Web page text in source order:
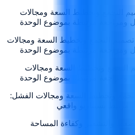
التجمع وتخطيط السعة ومجالات
ومراجعة مرتبطة بموضوع الوحدة
التجمع وتخطيط السعة ومجالات
ومراجعة مرتبطة بموضوع الوحدة
وتخطيط السعة ومجالات
ومراجعة مرتبطة بموضوع الوحدة
وتخطيط السعة ومجالات الفشل:
بسيناريو واقعي